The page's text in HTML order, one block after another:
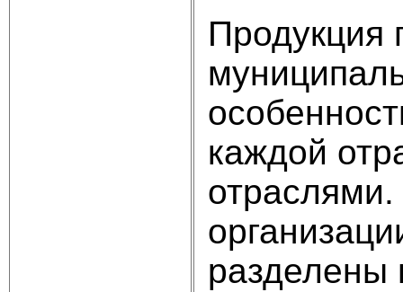
Продукция
каждой
разделены